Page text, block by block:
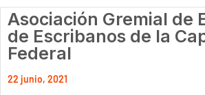
Asociación Gremial de
de Escribanos de la
Federal
22 junio, 2021